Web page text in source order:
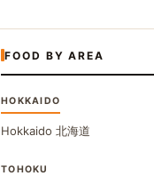
FOOD BY AREA
HOKKAIDO
Hokkaido 北海道
TOHOKU